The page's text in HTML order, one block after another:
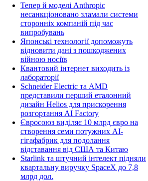
Тепер й моделі Anthropic
несанкціоновано зламали системи
сторонніх компаній під час
випробувань
Японські технології допоможуть
відновити дані з пошкоджених
війною носіїв
Квантовий інтернет виходить із
лабораторії
Schneider Electric та AMD
представили перший еталонний
дизайн Helios для прискорення
розгортання AI Factory
Євросоюз виділяє 10 млрд євро на
створення семи потужних AI-
гігафабрик для подолання
відставання від США та Китаю
Starlink та штучний інтелект підняли
квартальну виручку SpaceX до 7,8
млрд дол.